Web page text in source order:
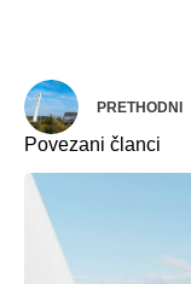
PRETHODNI
Povezani članci